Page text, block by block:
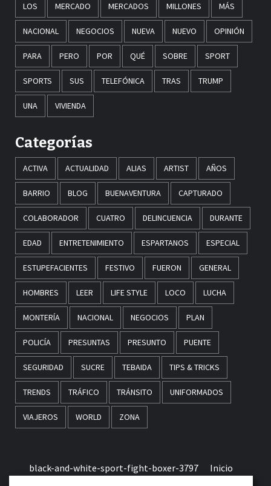
LOS MERCADO MERCADOS MILLONES MÁS
NACIONAL NEGOCIOS NUEVA NUEVO OPINIÓN
PARA PERO POR QUÉ SOBRE SPORT
SPORTS SUS TELEFÓNICA TRAS TRUMP
UNA VIVIENDA
Categorías
ACTIVA ACTUALIDAD ALIAS ARTIST AÑOS
BARRIO BLOG BUENAVENTURA CAPTURADO
COLABORADOR CUATRO DELINCUENCIA DURANTE
EDAD ENTRETENIMIENTO ESPARTANOS ESPECIAL
ESTUPEFACIENTES FESTIVO FUERON GENERAL
HOMBRES LEER LIFE STYLE LOCO LUCHA
MONTERÍA NACIONAL NEGOCIOS PLAN
POLICÍA PRESUNTAS PRESUNTO PUENTE
SEGURIDAD SUCRE TEBAIDA TIPS & TRICKS
TRENDS TRÁFICO TRÁNSITO UNIFORMADOS
VIAJEROS WORLD ZONA
black-and-white-sport-fight-boxer-3797 Inicio